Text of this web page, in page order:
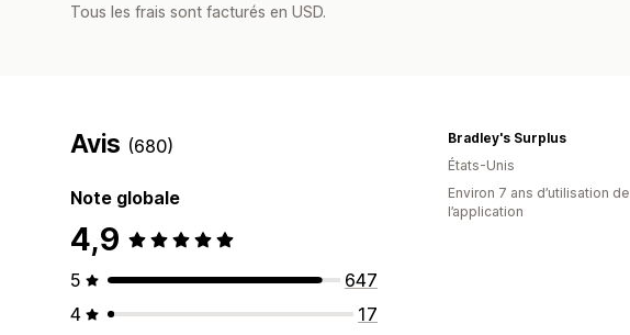
Tous les frais sont facturés en USD.
Avis (680)
Note globale
4,9
5
647
4
17
Bradley's Surplus
États-Unis
Environ 7 ans d’utilisation de
l’application